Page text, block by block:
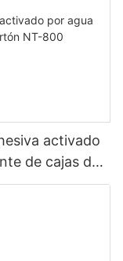
activado
de cajas de